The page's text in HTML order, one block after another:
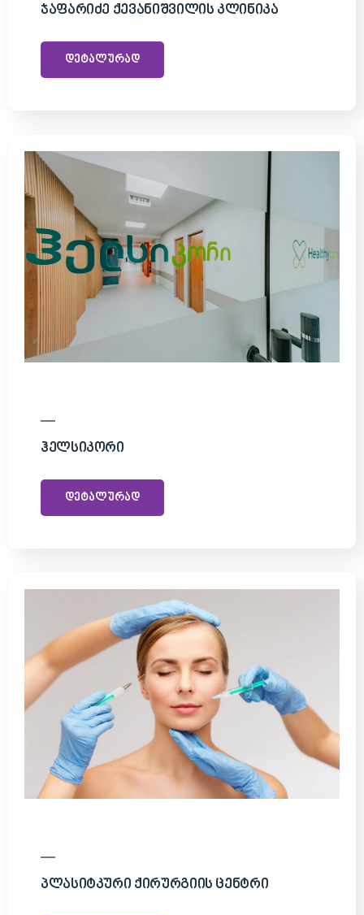
Ჯაფარიძე Ქევანიშვილის Კლინიკა
დეტალურად
Ჰელსიკორი
დეტალურად
Პლასიტკური Ქირურგიის Ცენტრი